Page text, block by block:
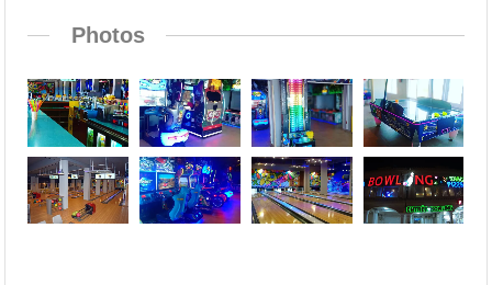
Photos